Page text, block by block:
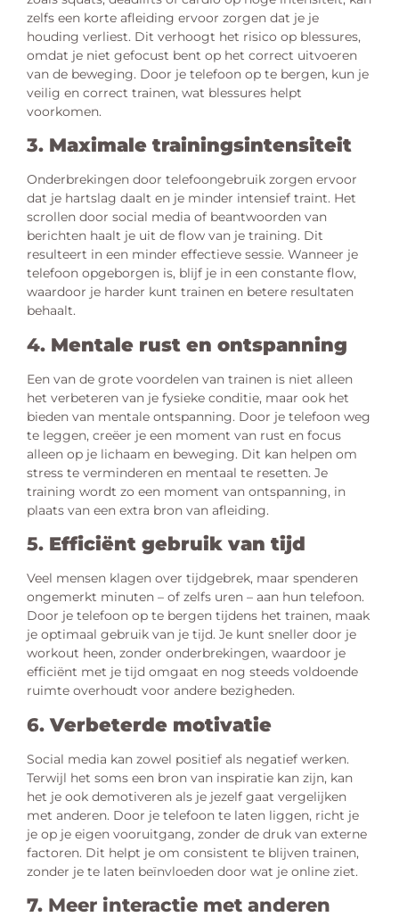
zelfs een korte afleiding ervoor zorgen dat je je
houding verliest. Dit verhoogt het risico op blessures,
omdat je niet gefocust bent op het correct uitvoeren
van de beweging. Door je telefoon op te bergen, kun je
veilig en correct trainen, wat blessures helpt
voorkomen.
3. Maximale trainingsintensiteit
Onderbrekingen door telefoongebruik zorgen ervoor
dat je hartslag daalt en je minder intensief traint. Het
scrollen door social media of beantwoorden van
berichten haalt je uit de flow van je training. Dit
resulteert in een minder effectieve sessie. Wanneer je
telefoon opgeborgen is, blijf je in een constante flow,
waardoor je harder kunt trainen en betere resultaten
behaalt.
4. Mentale rust en ontspanning
Een van de grote voordelen van trainen is niet alleen
het verbeteren van je fysieke conditie, maar ook het
bieden van mentale ontspanning. Door je telefoon weg
te leggen, creëer je een moment van rust en focus
alleen op je lichaam en beweging. Dit kan helpen om
stress te verminderen en mentaal te resetten. Je
training wordt zo een moment van ontspanning, in
plaats van een extra bron van afleiding.
5. Efficiënt gebruik van tijd
Veel mensen klagen over tijdgebrek, maar spenderen
ongemerkt minuten – of zelfs uren – aan hun telefoon.
Door je telefoon op te bergen tijdens het trainen, maak
je optimaal gebruik van je tijd. Je kunt sneller door je
workout heen, zonder onderbrekingen, waardoor je
efficiënt met je tijd omgaat en nog steeds voldoende
ruimte overhoudt voor andere bezigheden.
6.Verbeterde motivatie
Social media kan zowel positief als negatief werken.
Terwijl het soms een bron van inspiratie kan zijn, kan
het je ook demotiveren als je jezelf gaat vergelijken
met anderen. Door je telefoon te laten liggen, richt je
je op je eigen vooruitgang, zonder de druk van externe
factoren. Dit helpt je om consistent te blijven trainen,
zonder je te laten beïnvloeden door wat je online ziet.
7. Meer interactie met anderen